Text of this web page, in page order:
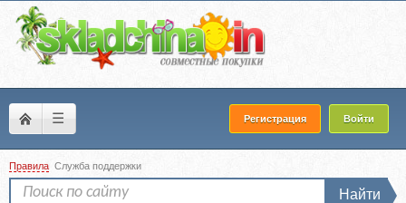
☰ Регистрация Войти
Правила Служба поддержки
Найти